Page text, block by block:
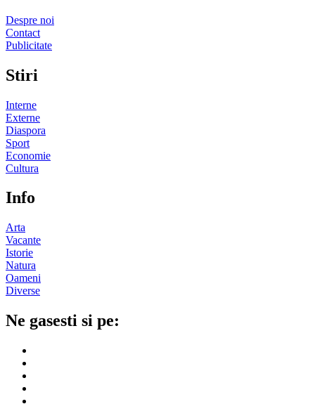
Despre noi
Contact
Publicitate
Stiri
Interne
Externe
Diaspora
Sport
Economie
Cultura
Info
Arta
Vacante
Istorie
Natura
Oameni
Diverse
Ne gasesti si pe: